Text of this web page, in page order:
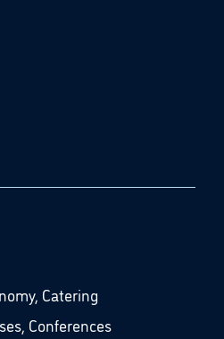
Catering
Conferences